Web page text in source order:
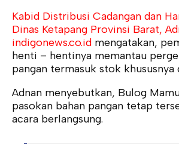
Kabid Distribusi Cadangan dan
Dinas Ketapang Provinsi Barat,
indigonews.co.id mengatakan,
henti – hentinya memantau
pangan termasuk stok khususnya
Adnan menyebutkan, Bulog
pasokan bahan pangan tetap
acara berlangsung.